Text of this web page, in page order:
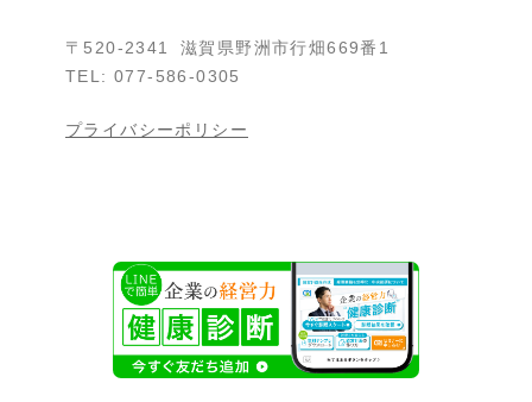
〒520-2341 滋賀県野洲市行畑669番1
TEL: 077-586-0305
プライバシーポリシー